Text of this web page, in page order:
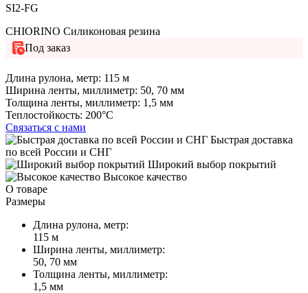
SI2-FG
CHIORINO Силиконовая резина
Под заказ
Длина рулона, метр: 115 м
Ширина ленты, миллиметр: 50, 70 мм
Толщина ленты, миллиметр: 1,5 мм
Теплостойкость: 200°C
Связаться с нами
Быстрая доставка
по всей России и СНГ
Широкий выбор покрытий
Высокое качество
О товаре
Размеры
Длина рулона, метр:
115 м
Ширина ленты, миллиметр:
50, 70 мм
Толщина ленты, миллиметр:
1,5 мм